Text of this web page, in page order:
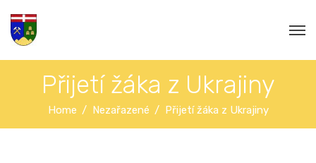
Přijetí žáka z Ukrajiny
Home Nezařazené Přijetí žáka z Ukrajiny